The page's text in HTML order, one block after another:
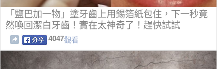
「鹽巴加一物」塗牙齒上用錫箔紙包住，下一秒竟
然喚回潔白牙齒！實在太神奇了！趕快試試
看！！！
4047觀看